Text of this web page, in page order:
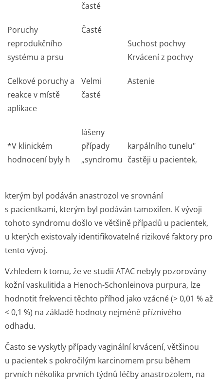
časté
Poruchy
reprodukčního
systému a prsu
Časté
Suchost pochvy
Krvácení z pochvy
Celkové poruchy a
reakce v místě
aplikace
Velmi
časté
Astenie
*V klinickém
hodnocení byly h
lášeny
případy
„syndromu
karpálního tunelu"
častěji u pacientek,
kterým byl podáván anastrozol ve srovnání
s pacientkami, kterým byl podáván tamoxifen. K vývoji
tohoto syndromu došlo ve většině případů u pacientek,
u kterých existovaly identifikovatelné rizikové faktory pro
tento vývoj.
Vzhledem k tomu, že ve studii ATAC nebyly pozorovány
kožní vaskulitida a Henoch-Schonleinova purpura, lze
hodnotit frekvenci těchto příhod jako vzácné (> 0,01 % až
< 0,1 %) na základě hodnoty nejméně příznivého
odhadu.
Často se vyskytly případy vaginální krvácení, většinou
u pacientek s pokročilým karcinomem prsu během
prvních několika prvních týdnů léčby anastrozolem, na